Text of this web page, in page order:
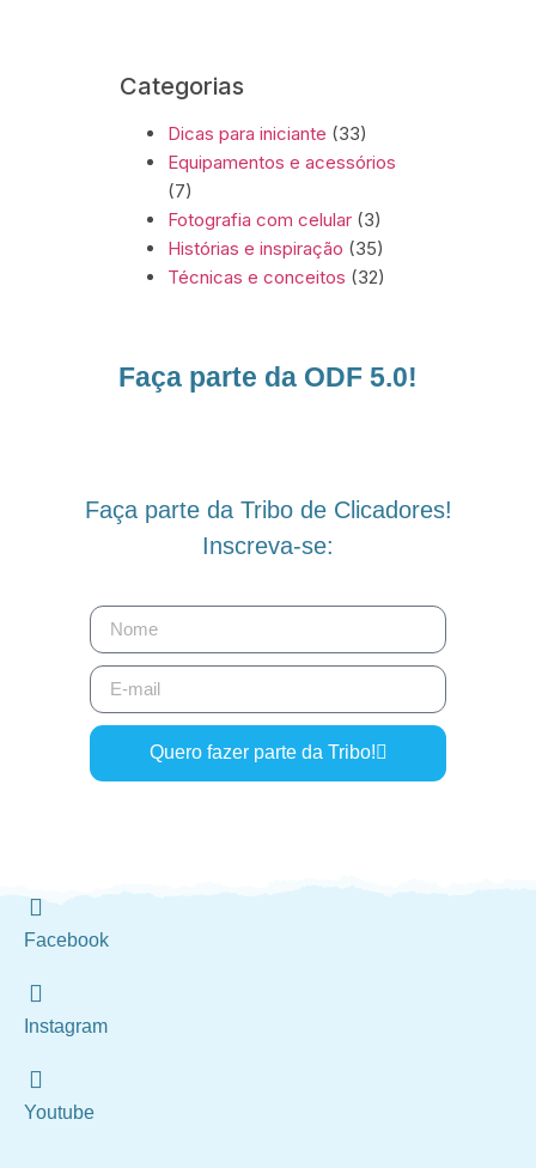
Categorias
Dicas para iniciante (33)
Equipamentos e acessórios
(7)
Fotografia com celular (3)
Histórias e inspiração (35)
Técnicas e conceitos (32)
Faça parte da ODF 5.0!
Faça parte da Tribo de Clicadores!
Inscreva-se:
Quero fazer parte da Tribo!
Facebook
Instagram
Youtube